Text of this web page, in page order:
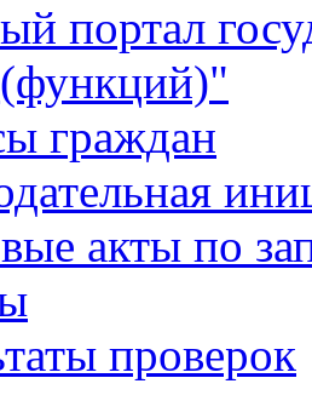
портал
граждан
акты по
проверок